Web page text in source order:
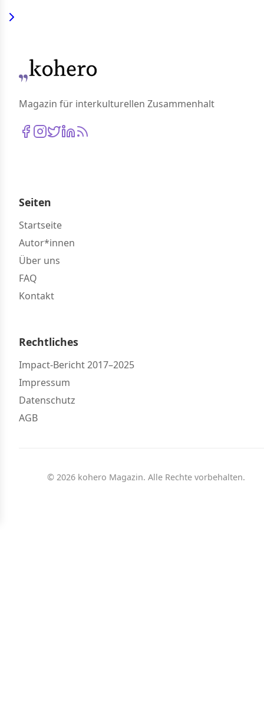
Magazin für interkulturellen Zusammenhalt
Seiten
Startseite
Autor*innen
Über uns
FAQ
Kontakt
Rechtliches
Impact-Bericht 2017–2025
Impressum
Datenschutz
AGB
© 2026 kohero Magazin. Alle Rechte vorbehalten.